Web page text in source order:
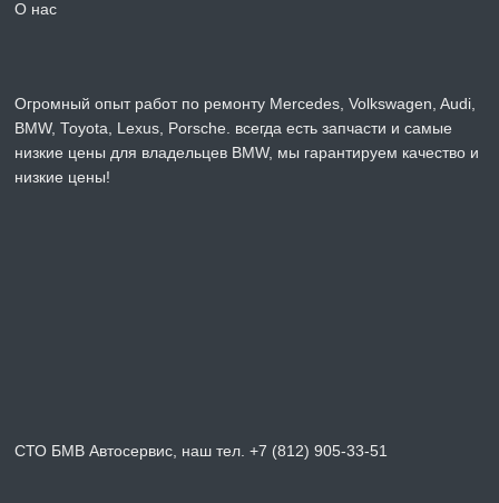
О нас
Огромный опыт работ по ремонту Mercedes, Volkswagen, Audi,
BMW, Toyota, Lexus, Porsche. всегда есть запчасти и самые
низкие цены для владельцев BMW, мы гарантируем качество и
низкие цены!
СТО БМВ Автосервис, наш тел. +7 (812) 905-33-51